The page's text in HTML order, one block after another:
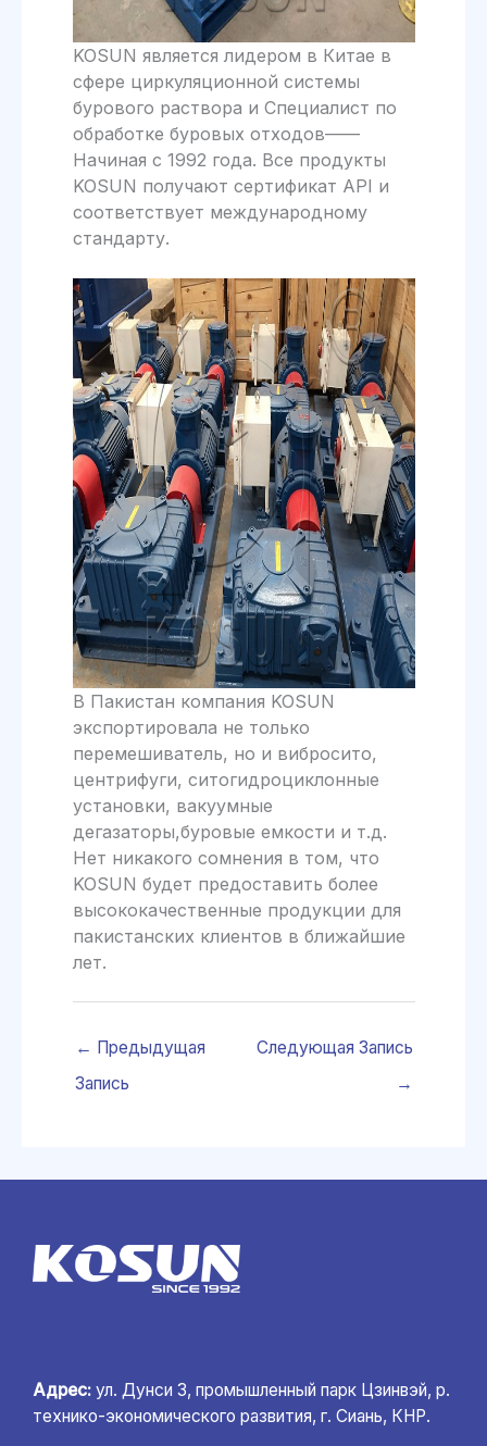
KOSUN является лидером в Китае в
сфере циркуляционной системы
бурового раствора и Специалист по
обработке буровых отходов——
Начиная с 1992 года. Все продукты
KOSUN получают сертификат API и
соответствует международному
стандарту.
В Пакистан компания KOSUN
экспортировала не только
перемешиватель, но и вибросито,
центрифуги, ситогидроциклонные
установки, вакуумные
дегазаторы,буровые емкости и т.д.
Нет никакого сомнения в том, что
KOSUN будет предоставить более
высококачественные продукции для
пакистанских клиентов в ближайшие
лет.
← Предыдущая
Запись
Следующая Запись
→
Адрес: ул. Дунси 3, промышленный парк Цзинвэй, р.
технико-экономического развития, г. Сиань, КНР.